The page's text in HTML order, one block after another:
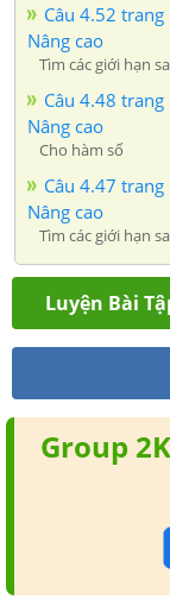
Câu 4.52
Nâng cao
Tìm các giới hạn
Câu 4.48
Nâng cao
Cho hàm số
Câu 4.47
Nâng cao
Tìm các giới hạn
Luyện Bài
Group